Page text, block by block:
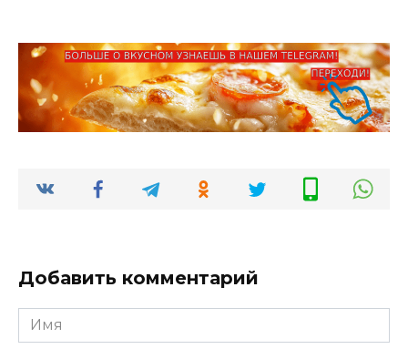
Добавить комментарий
Имя
*